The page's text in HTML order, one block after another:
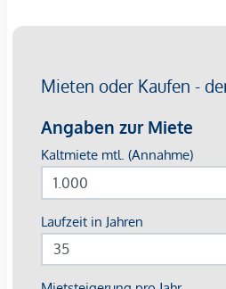
ausgezeichnete Nahversorgung.
Einer der größten
und bietet u.a. einen Zugang zu
(U1/U2/U4).
Die Straßenbahnlinie 71 Richtung
Der neue Hauptbahnhof ist
mit der Linie D in kurzer Zeit